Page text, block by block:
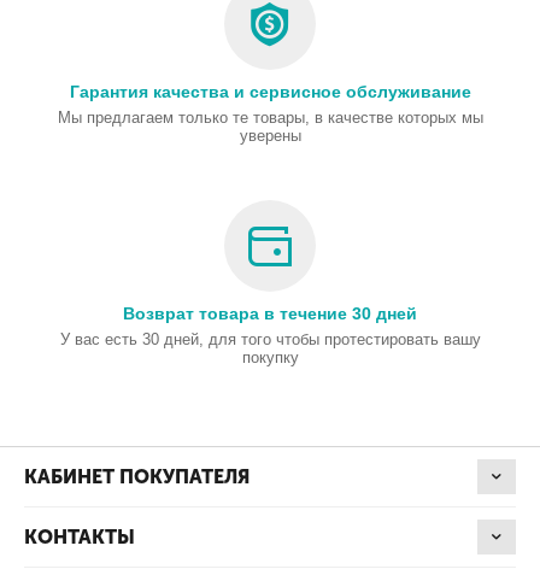
Гарантия качества и сервисное обслуживание
Мы предлагаем только те товары, в качестве которых мы
уверены
Возврат товара в течение 30 дней
У вас есть 30 дней, для того чтобы протестировать вашу
покупку
КАБИНЕТ ПОКУПАТЕЛЯ
КОНТАКТЫ